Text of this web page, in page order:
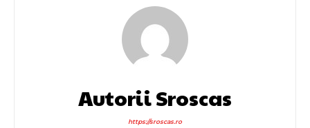
Autorii Sroscas
https://sroscas.ro